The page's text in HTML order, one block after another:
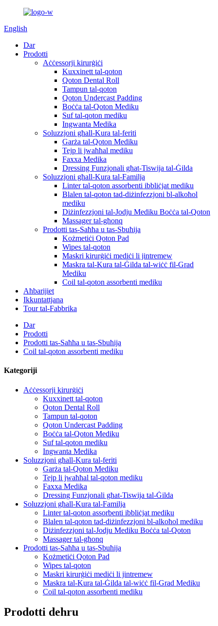
English
Dar
Prodotti
Aċċessorji kirurġiċi
Kuxxinett tal-qoton
Qoton Dental Roll
Tampun tal-qoton
Qoton Undercast Padding
Boċċa tal-Qoton Mediku
Suf tal-qoton mediku
Ingwanta Medika
Soluzzjoni għall-Kura tal-feriti
Garża tal-Qoton Mediku
Tejp li jwaħħal mediku
Faxxa Medika
Dressing Funzjonali għat-Tiswija tal-Ġilda
Soluzzjoni għall-Kura tal-Familja
Linter tal-qoton assorbenti ibbliċjat mediku
Blalen tal-qoton tad-diżinfezzjoni bl-alkoħol
mediku
Diżinfezzjoni tal-Jodju Mediku Boċċa tal-Qoton
Massager tal-għonq
Prodotti tas-Saħħa u tas-Sbuħija
Kożmetiċi Qoton Pad
Wipes tal-qoton
Maskri kirurġiċi mediċi li jintremew
Maskra tal-Kura tal-Ġilda tal-wiċċ fil-Grad
Mediku
Coil tal-qoton assorbenti mediku
Aħbarijiet
Ikkuntattjana
Tour tal-Fabbrika
Dar
Prodotti
Prodotti tas-Saħħa u tas-Sbuħija
Coil tal-qoton assorbenti mediku
Kategoriji
Aċċessorji kirurġiċi
Kuxxinett tal-qoton
Qoton Dental Roll
Tampun tal-qoton
Qoton Undercast Padding
Boċċa tal-Qoton Mediku
Suf tal-qoton mediku
Ingwanta Medika
Soluzzjoni għall-Kura tal-feriti
Garża tal-Qoton Mediku
Tejp li jwaħħal tal-qoton mediku
Faxxa Medika
Dressing Funzjonali għat-Tiswija tal-Ġilda
Soluzzjoni għall-Kura tal-Familja
Linter tal-qoton assorbenti ibbliċjat mediku
Blalen tal-qoton tad-diżinfezzjoni bl-alkoħol mediku
Diżinfezzjoni tal-Jodju Mediku Boċċa tal-Qoton
Massager tal-għonq
Prodotti tas-Saħħa u tas-Sbuħija
Kożmetiċi Qoton Pad
Wipes tal-qoton
Maskri kirurġiċi mediċi li jintremew
Maskra tal-Kura tal-Ġilda tal-wiċċ fil-Grad Mediku
Coil tal-qoton assorbenti mediku
Prodotti dehru